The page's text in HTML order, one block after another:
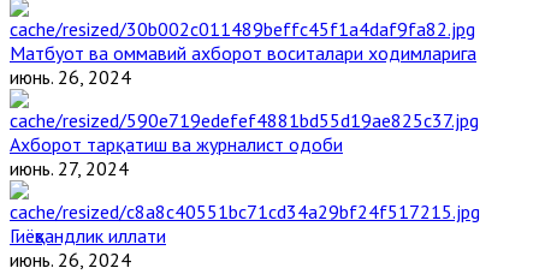
Матбуот ва оммавий ахборот воситалари ходимларига
июнь. 26, 2024
Ахборот тарқатиш ва журналист одоби
июнь. 27, 2024
Гиёҳвандлик иллати
июнь. 26, 2024